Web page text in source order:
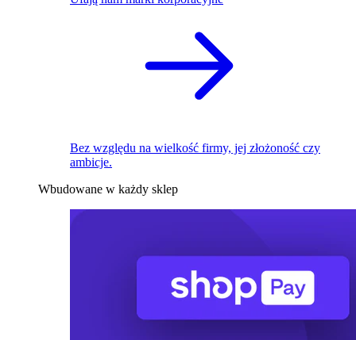
Bez względu na wielkość firmy, jej złożoność czy
ambicje.
Wbudowane w każdy sklep